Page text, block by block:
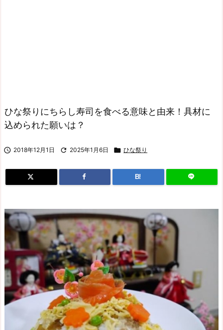
ひな祭りにちらし寿司を食べる意味と由来！具材に
込められた願いは？
 2018年12月1日  2025年1月6日  ひな祭り
B!